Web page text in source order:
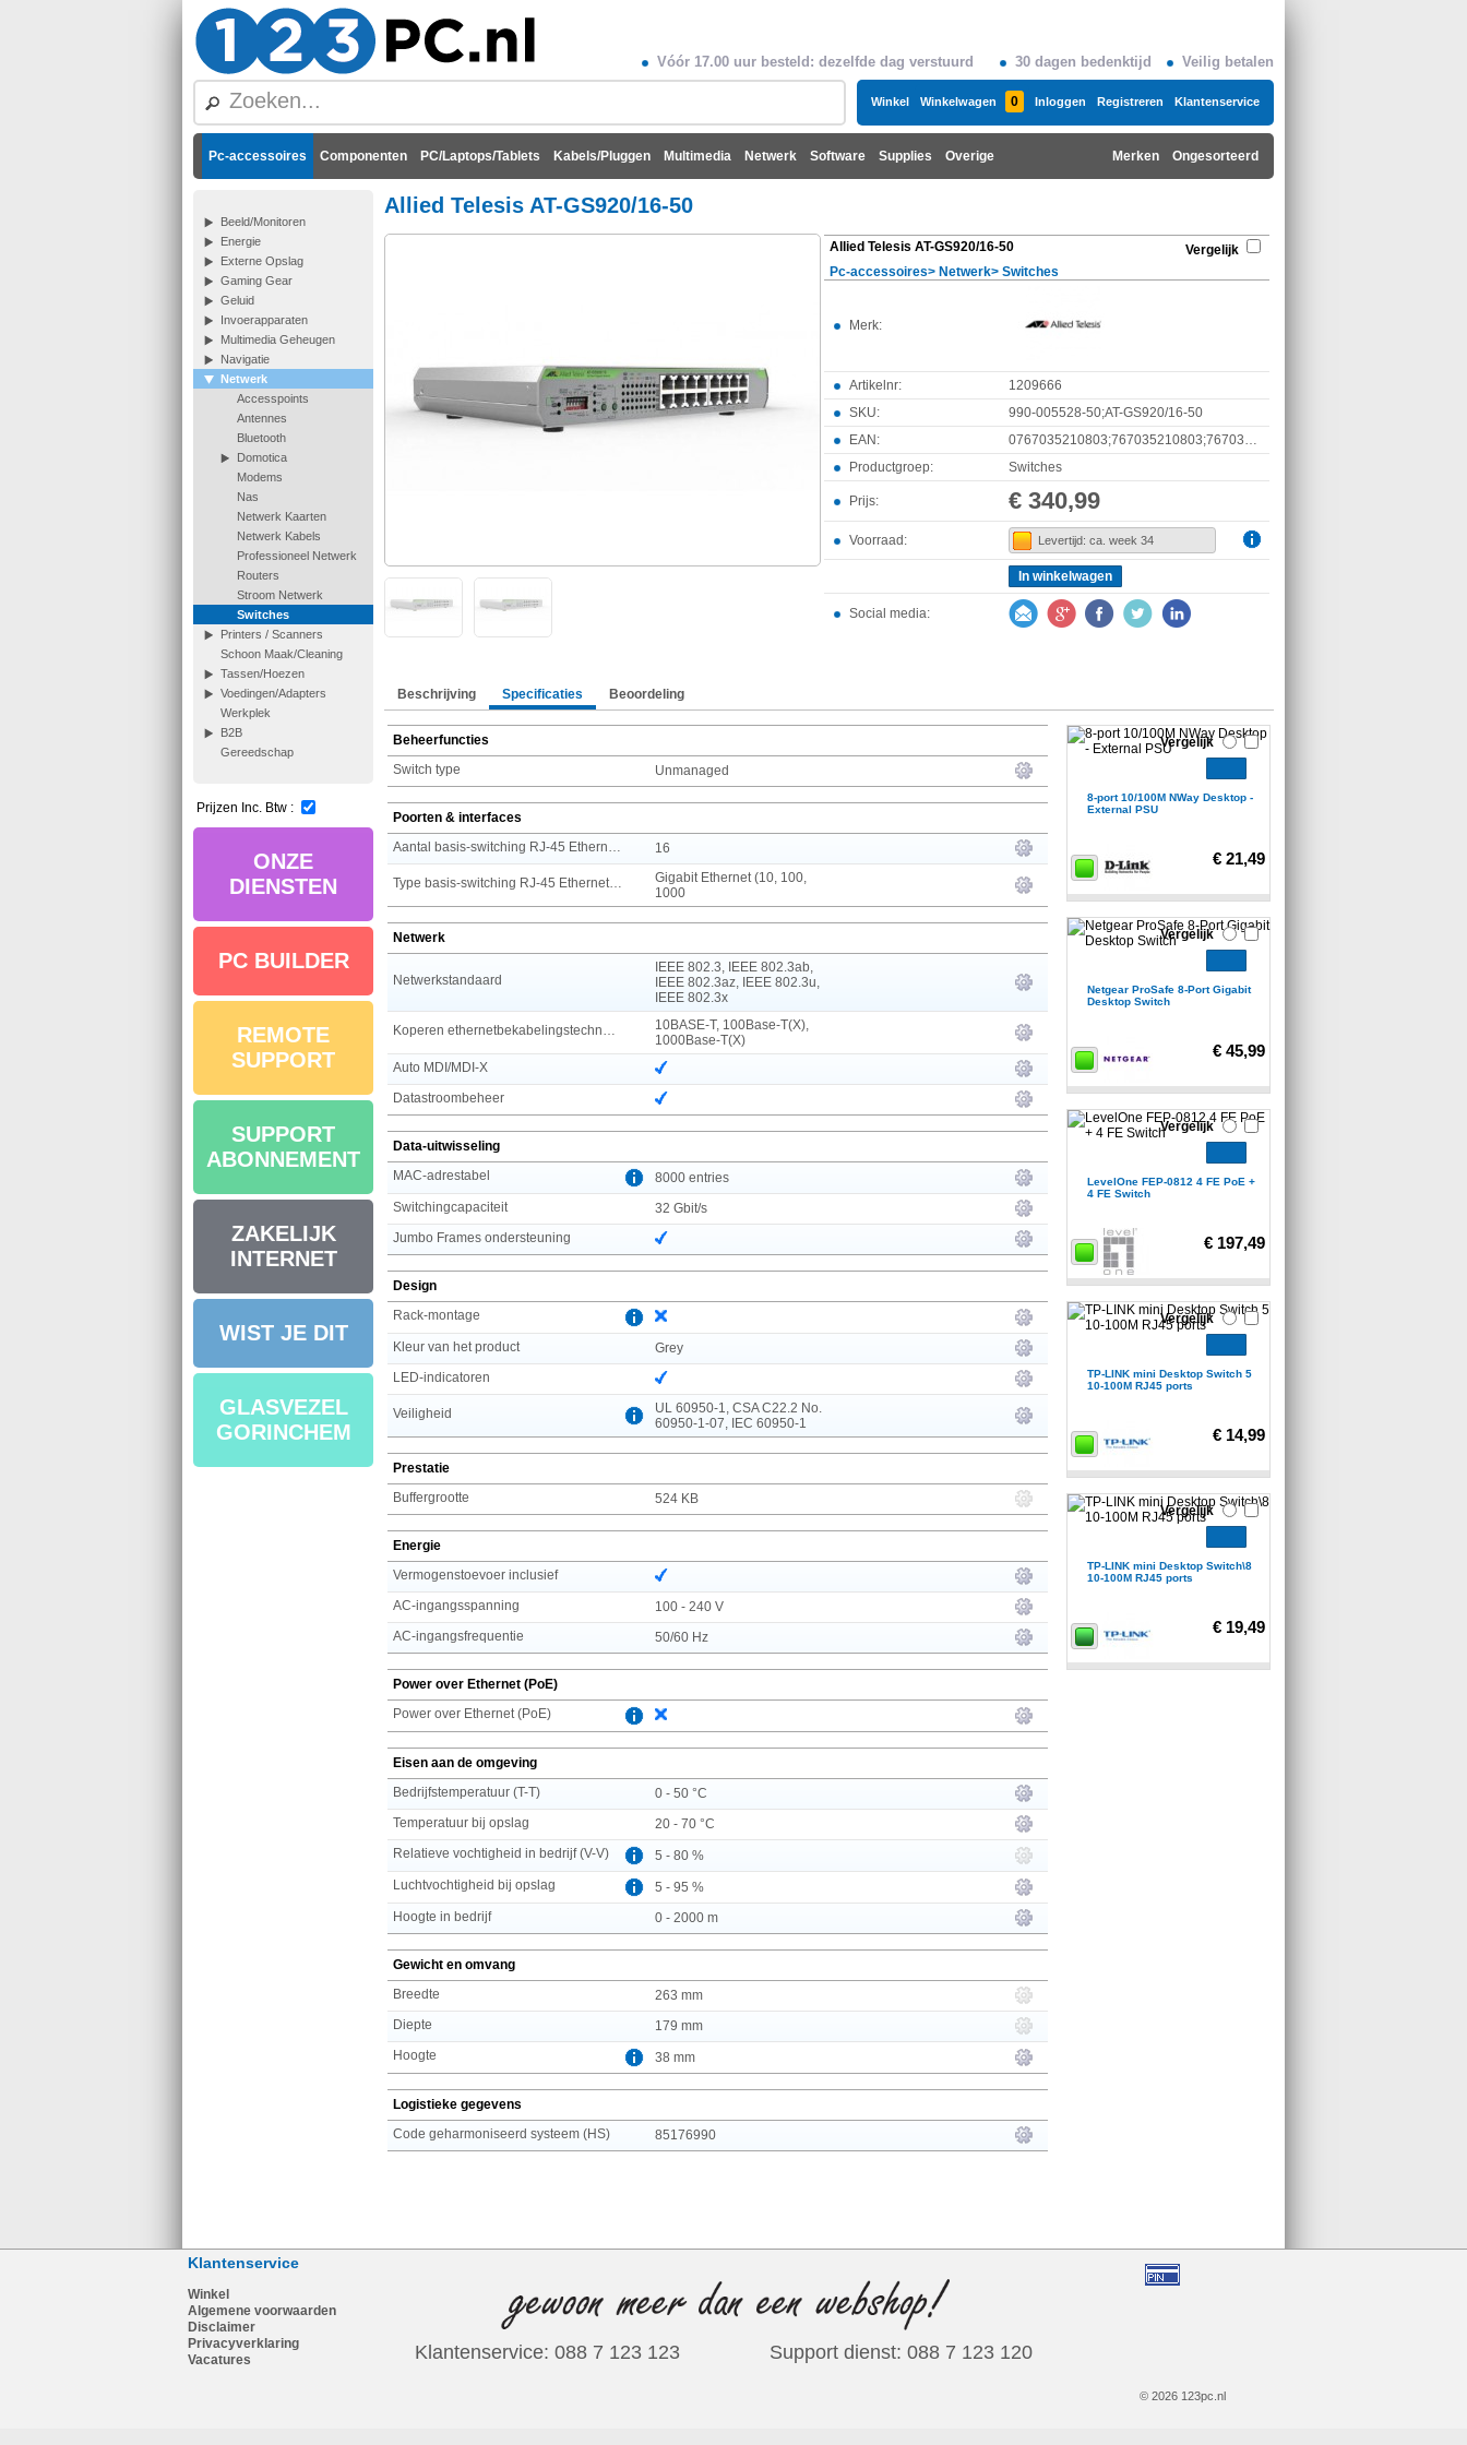
Vóór 17.00 uur besteld: dezelfde dag verstuurd 30 dagen bedenktijd Veilig betalen
Winkel Winkelwagen 0 Inloggen Registreren Klantenservice
Pc-accessoires Componenten PC/Laptops/Tablets Kabels/Pluggen Multimedia Netwerk Software Supplies Overige Ongesorteerd
Merken
Beeld/Monitoren
Energie
Externe Opslag
Gaming Gear
Geluid
Invoerapparaten
Multimedia Geheugen
Navigatie
Netwerk
Accesspoints
Antennes
Bluetooth
Domotica
Modems
Nas
Netwerk Kaarten
Netwerk Kabels
Professioneel Netwerk
Routers
Stroom Netwerk
Switches
Printers / Scanners
Schoon Maak/Cleaning
Tassen/Hoezen
Voedingen/Adapters
Werkplek
B2B
Gereedschap
Prijzen Inc. Btw :
ONZE
DIENSTEN
PC BUILDER
REMOTE
SUPPORT
SUPPORT
ABONNEMENT
ZAKELIJK
INTERNET
WIST JE DIT
GLASVEZEL
GORINCHEM
Allied Telesis AT-GS920/16-50
Allied Telesis AT-GS920/16-50
Vergelijk
Pc-accessoires> Netwerk> Switches
Merk:
Artikelnr:
1209666
SKU:
990-005528-50;AT-GS920/16-50
EAN:
Productgroep:
Switches
Prijs: € 340,99
Voorraad: Levertijd: ca. week 34
In winkelwagen
Social media:
Beschrijving Specificaties Beoordeling
Beheerfuncties
Switch type
Unmanaged
Poorten & interfaces
16
Gigabit Ethernet (10, 100,
1000
Netwerk
Netwerkstandaard
IEEE 802.3, IEEE 802.3ab,
IEEE 802.3az, IEEE 802.3u,
IEEE 802.3x
10BASE-T, 100Base-T(X),
1000Base-T(X)
Auto MDI/MDI-X
Datastroombeheer
Data-uitwisseling
MAC-adrestabel
8000 entries
Switchingcapaciteit
32 Gbit/s
Jumbo Frames ondersteuning
Design
Rack-montage
Kleur van het product
Grey
LED-indicatoren
Veiligheid
UL 60950-1, CSA C22.2 No.
60950-1-07, IEC 60950-1
Prestatie
Buffergrootte
524 KB
Energie
Vermogenstoevoer inclusief
AC-ingangsspanning
100 - 240 V
AC-ingangsfrequentie
50/60 Hz
Power over Ethernet (PoE)
Power over Ethernet (PoE)
Eisen aan de omgeving
Bedrijfstemperatuur (T-T)
0 - 50 °C
Temperatuur bij opslag
20 - 70 °C
Relatieve vochtigheid in bedrijf (V-V)
5 - 80 %
Luchtvochtigheid bij opslag
5 - 95 %
Hoogte in bedrijf
0 - 2000 m
Gewicht en omvang
Breedte
263 mm
Diepte
179 mm
Hoogte
38 mm
Logistieke gegevens
Code geharmoniseerd systeem (HS)
85176990
8-port 10/100M NWay Desktop -
External PSU
€ 21,49
Vergelijk
Netgear ProSafe 8-Port Gigabit
Desktop Switch
€ 45,99
Vergelijk
LevelOne FEP-0812 4 FE PoE +
4 FE Switch
€ 197,49
Vergelijk
TP-LINK mini Desktop Switch 5
10-100M RJ45 ports
€ 14,99
Vergelijk
TP-LINK mini Desktop Switch\8
10-100M RJ45 ports
€ 19,49
Vergelijk
Klantenservice
Winkel
Algemene voorwaarden
Disclaimer
Privacyverklaring
Vacatures
Klantenservice: 088 7 123 123 Support dienst: 088 7 123 120
© 2026 123pc.nl